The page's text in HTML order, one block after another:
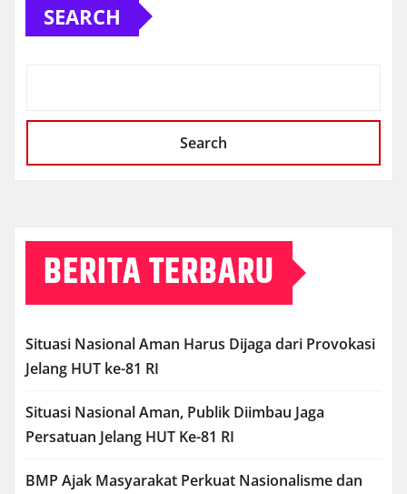
SEARCH
Search
BERITA TERBARU
Situasi Nasional Aman Harus Dijaga dari Provokasi
Jelang HUT ke-81 RI
Situasi Nasional Aman, Publik Diimbau Jaga
Persatuan Jelang HUT Ke-81 RI
BMP Ajak Masyarakat Perkuat Nasionalisme dan